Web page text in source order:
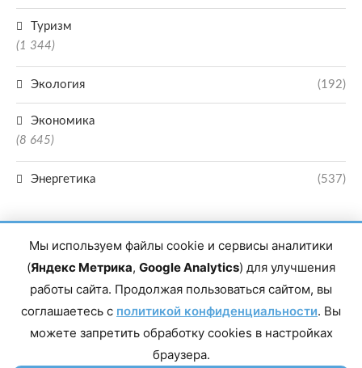
Туризм
(1 344)
Экология (192)
Экономика
(8 645)
Энергетика (537)
Главный редактор сетевого издания Магомаев Тимур Нухович. Контакты
редакции: 8(988)-292-94-34 Почта: vestiskfo@gmail.com По вопросам
Дагестан, г. Махачкала, пр-т Насрутдинова, д. 1а. Все права защищены.
Копирование и использование полных материалов запрещено, частичное
цитирование возможно только при условии гиперссылки на сайт mirmol.ru.
Мы используем файлы cookie и сервисы аналитики
(Яндекс Метрика, Google Analytics) для улучшения
работы сайта. Продолжая пользоваться сайтом, вы
соглашаетесь с политикой конфиденциальности. Вы
можете запретить обработку cookies в настройках
браузера.